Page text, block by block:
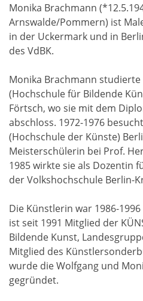
Monika Brachmann
Arnswalde/Pommern) ist
in der Uckermark und in
des VdBK.
Monika Brachmann studierte
(Hochschule für Bildende
Förtsch, wo sie mit dem
abschloss. 1972-1976
(Hochschule der Künste)
Meisterschülerin bei Prof.
1985 wirkte sie als Dozentin
der Volkshochschule Berlin-
Die Künstlerin war 1986-
ist seit 1991 Mitglied der
Bildende Kunst,
Mitglied des
wurde die Wolfgang und
gegründet.